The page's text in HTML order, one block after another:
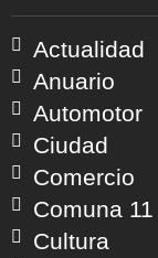
Actualidad
Anuario
Automotor
Ciudad
Comercio
Comuna 11
Cultura